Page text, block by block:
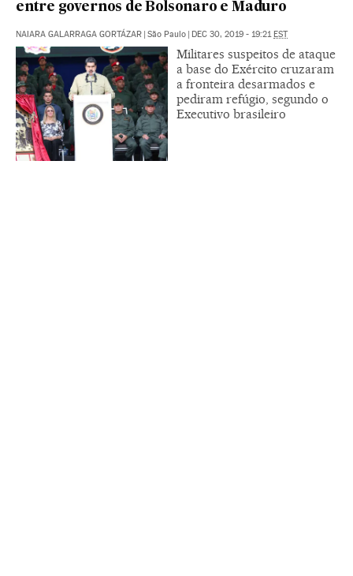
entre governos de Bolsonaro e Maduro
NAIARA GALARRAGA GORTÁZAR | São Paulo | DEC 30, 2019 - 19:21 EST
Militares suspeitos de ataque
a base do Exército cruzaram
a fronteira desarmados e
pediram refúgio, segundo o
Executivo brasileiro